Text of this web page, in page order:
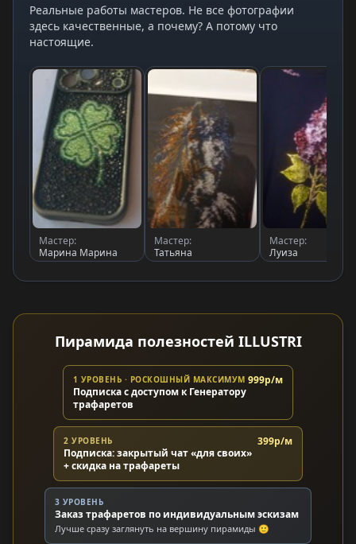
Реальные работы мастеров. Не все фотографии
здесь качественные, а почему? А потому что
настоящие.
Мастер:
Марина Марина
Мастер:
Татьяна
Мастер:
Луиза
Пирамида полезностей ILLUSTRI
1 УРОВЕНЬ · РОСКОШНЫЙ МАКСИМУМ
Подписка с доступом к Генератору
трафаретов
999р/м
2 УРОВЕНЬ
Подписка: закрытый чат «для своих»
+ скидка на трафареты
399р/м
3 УРОВЕНЬ
Заказ трафаретов по индивидуальным эскизам
Лучше сразу заглянуть на вершину пирамиды 🙂